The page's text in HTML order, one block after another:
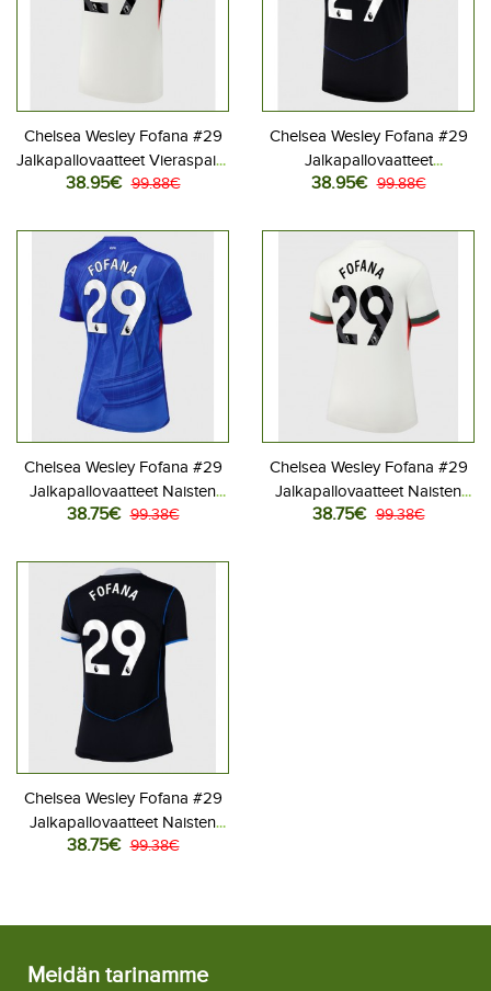
Chelsea Wesley Fofana #29
Jalkapallovaatteet Vieraspaita
2025-26 Lyhythihainen
38.95€ 99.88€
Chelsea Wesley Fofana #29
Jalkapallovaatteet
Kolmaspaita 2025-26
38.95€ 99.88€
Chelsea Wesley Fofana #29
Jalkapallovaatteet Naisten
Kotipaita 2025-26
38.75€ 99.38€
Chelsea Wesley Fofana #29
Jalkapallovaatteet Naisten
Vieraspaita 2025-26
38.75€ 99.38€
Chelsea Wesley Fofana #29
Jalkapallovaatteet Naisten
Kolmaspaita 2025-26
38.75€ 99.38€
Meidän tarinamme